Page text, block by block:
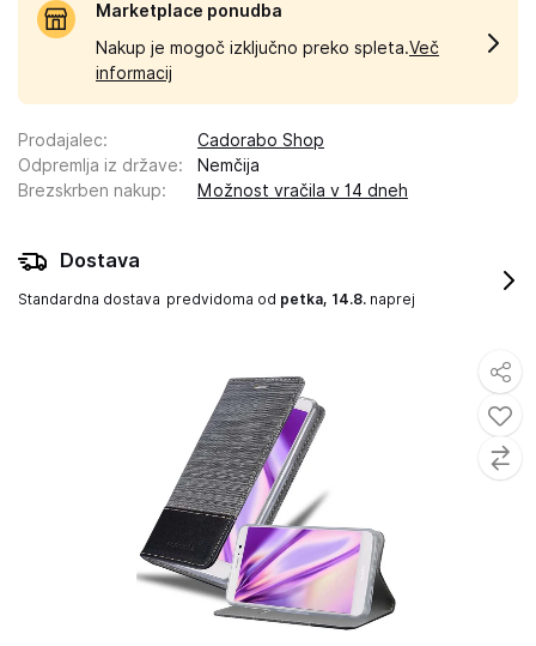
Marketplace ponudba
Nakup je mogoč izključno preko spleta.Več
informacij
Prodajalec:
Cadorabo Shop
Odpremlja iz države:
Nemčija
Brezskrben nakup: Možnost vračila v 14 dneh
Dostava
Standardna dostava predvidoma od petka, 14.8. naprej